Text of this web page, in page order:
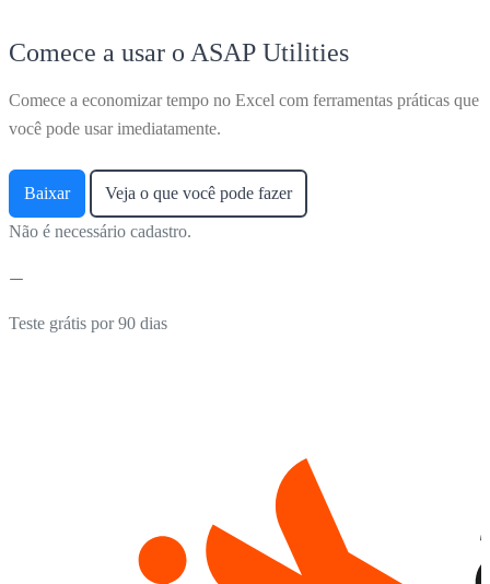
Comece a usar o ASAP Utilities
Comece a economizar tempo no Excel com ferramentas práticas que
você pode usar imediatamente.
Baixar Veja o que você pode fazer
Não é necessário cadastro.
Teste grátis por 90 dias